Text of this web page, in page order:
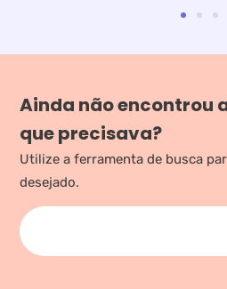
Ainda não encontrou
que precisava?
Utilize a ferramenta de busca
desejado.